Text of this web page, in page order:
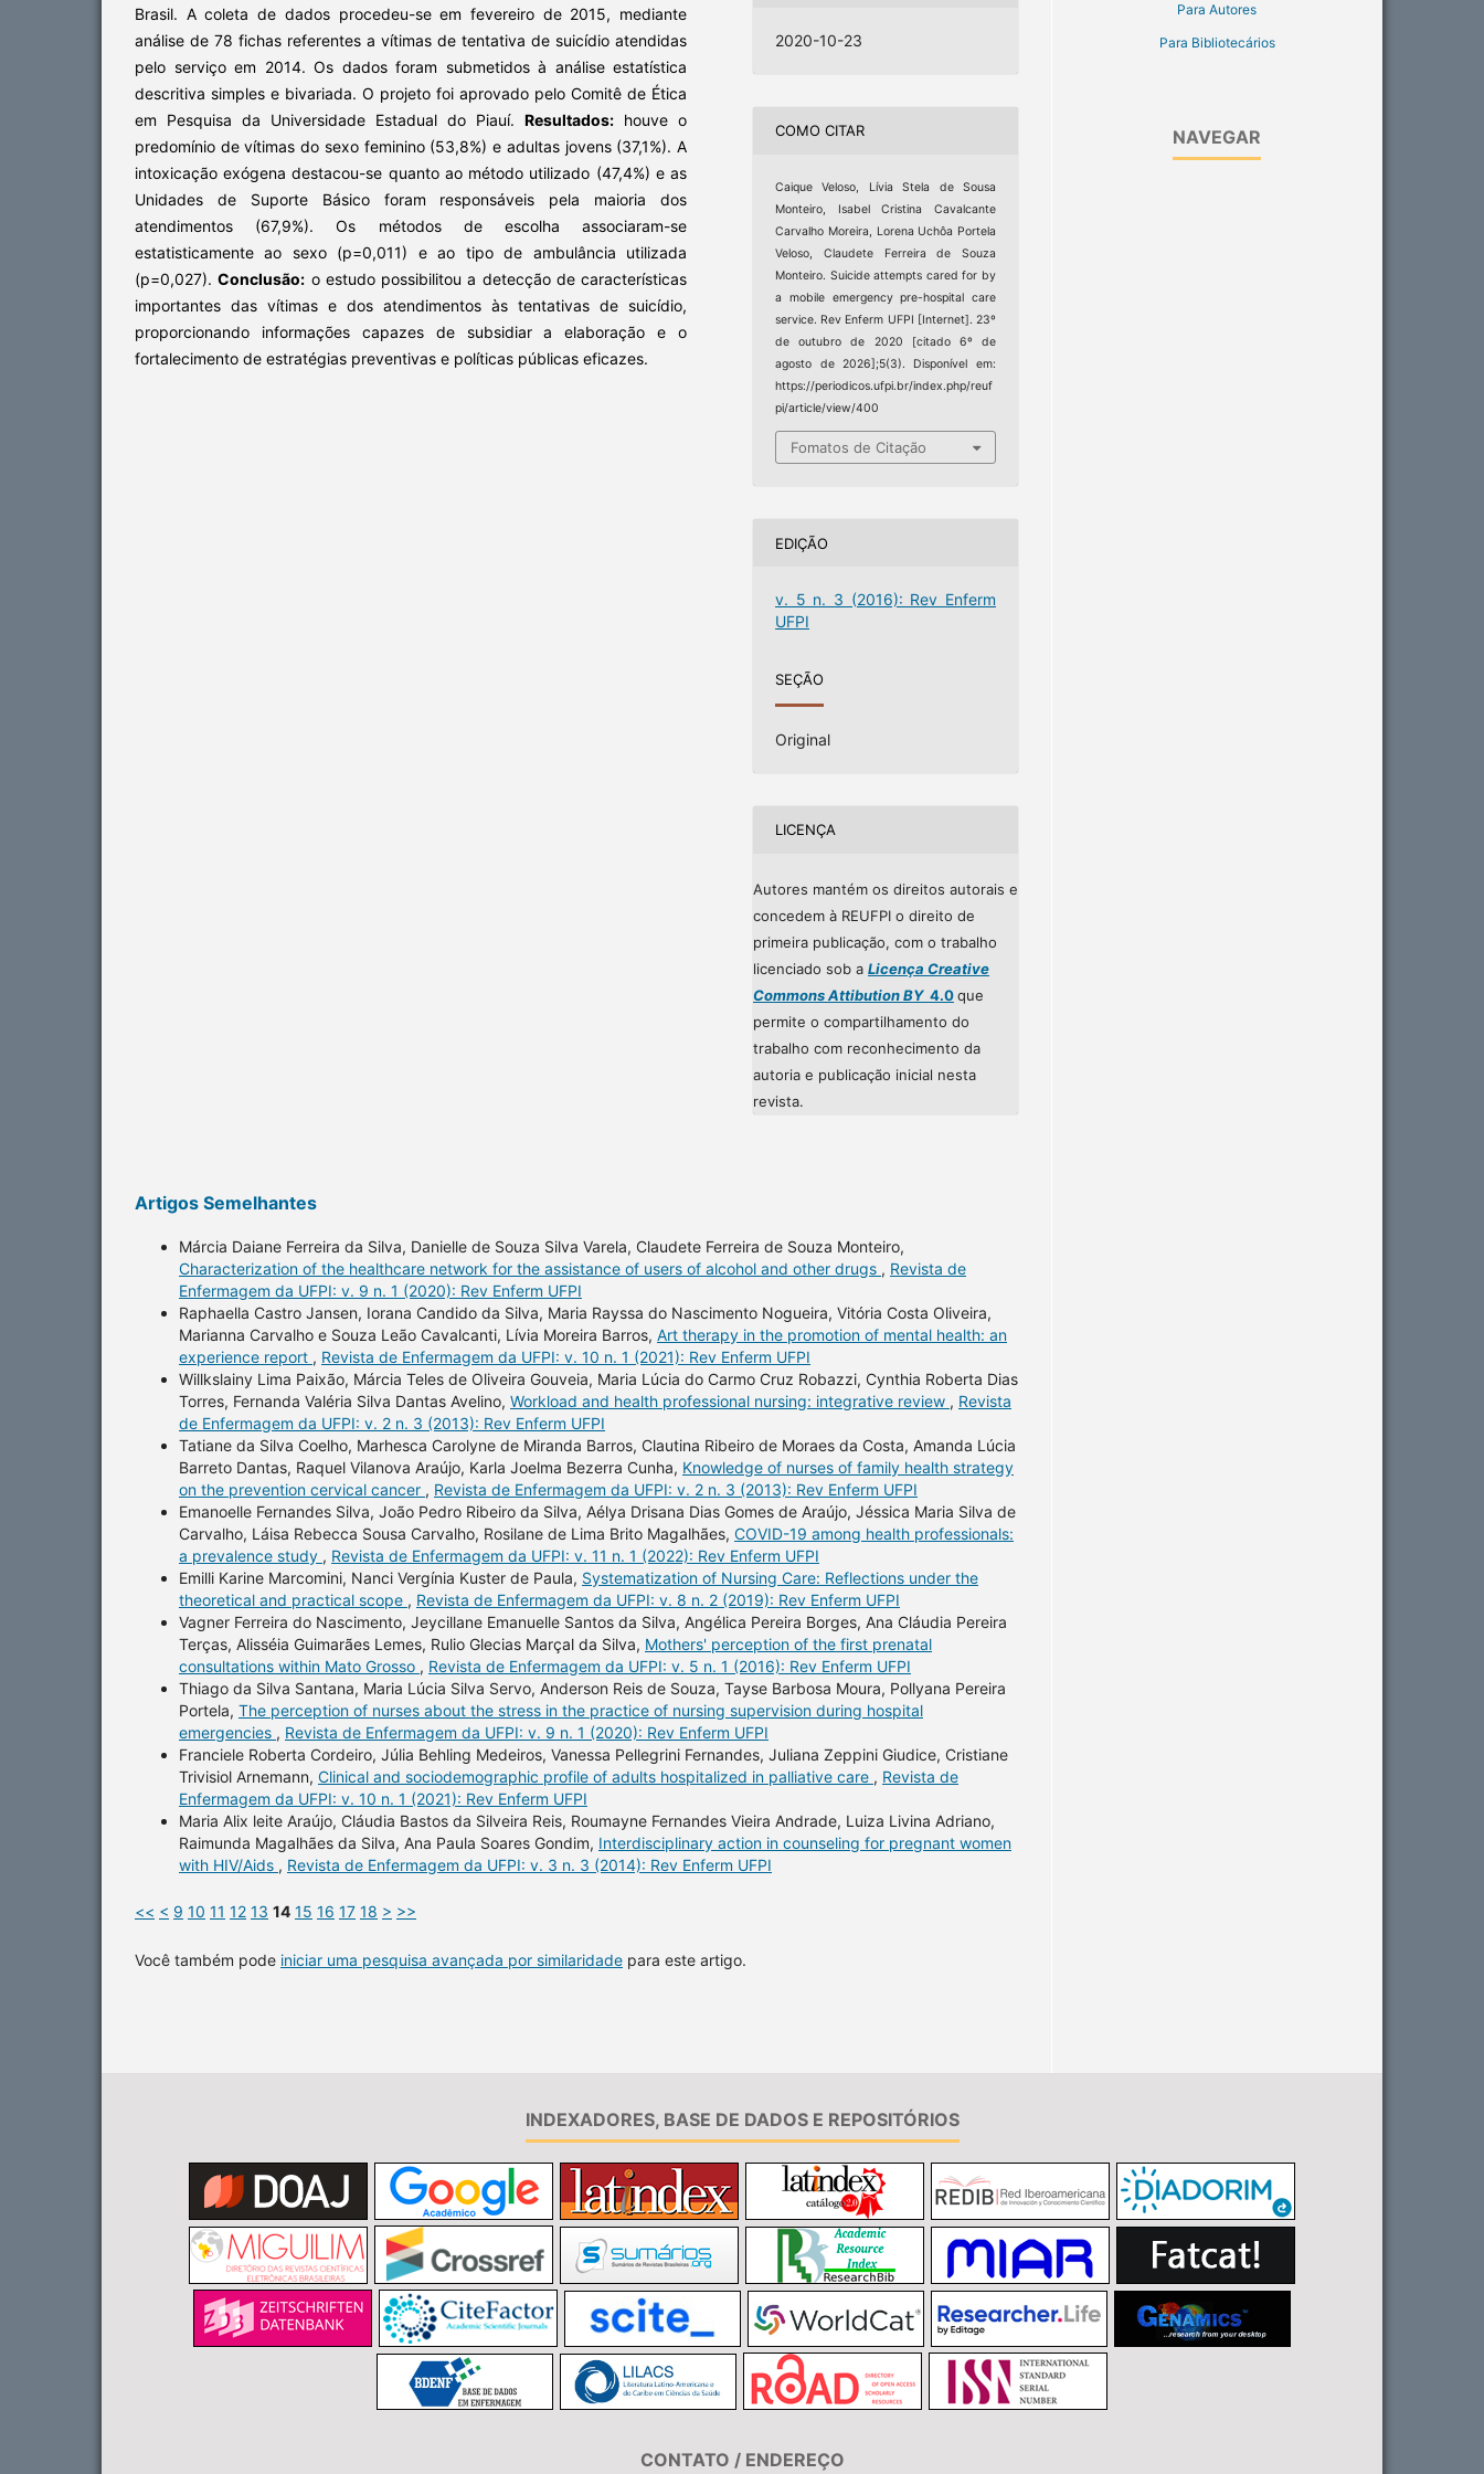
Brasil. A coleta de dados procedeu-se em fevereiro de 2015, mediante
análise de 78 fichas referentes a vítimas de tentativa de suicídio atendidas
pelo serviço em 2014. Os dados foram submetidos à análise estatística
descritiva simples e bivariada. O projeto foi aprovado pelo Comitê de Ética
em Pesquisa da Universidade Estadual do Piauí. Resultados: houve o
predomínio de vítimas do sexo feminino (53,8%) e adultas jovens (37,1%). A
intoxicação exógena destacou-se quanto ao método utilizado (47,4%) e as
Unidades de Suporte Básico foram responsáveis pela maioria dos
atendimentos (67,9%). Os métodos de escolha associaram-se
estatisticamente ao sexo (p=0,011) e ao tipo de ambulância utilizada
(p=0,027).Conclusão: o estudo possibilitou a detecção de características
importantes das vítimas e dos atendimentos às tentativas de suicídio,
proporcionando informações capazes de subsidiar a elaboração e o
fortalecimento de estratégias preventivas e políticas públicas eficazes.
2020-10-23
COMO CITAR
Caique Veloso, Lívia Stela de Sousa
Monteiro, Isabel Cristina Cavalcante
Carvalho Moreira, Lorena Uchôa Portela
Veloso, Claudete Ferreira de Souza
Monteiro. Suicide attempts cared for by
a mobile emergency pre-hospital care
service. Rev Enferm UFPI [Internet]. 23º
de outubro de 2020 [citado 6º de
agosto de 2026];5(3). Disponível em:
https://periodicos.ufpi.br/index.php/reuf
pi/article/view/400
Fomatos de Citação
EDIÇÃO
v. 5 n. 3 (2016): Rev Enferm
UFPI
SEÇÃO
Original
LICENÇA
Autores mantém os direitos autorais e
concedem à REUFPI o direito de
primeira publicação, com o trabalho
licenciado sob a Licença Creative
Commons Attibution BY4.0que
permite o compartilhamento do
trabalho com reconhecimento da
autoria e publicação inicial nesta
revista.
Artigos Semelhantes
Márcia Daiane Ferreira da Silva, Danielle de Souza Silva Varela, Claudete Ferreira de Souza Monteiro,
Characterization of the healthcare network for the assistance of users of alcohol and other drugs , Revista de
Enfermagem da UFPI: v. 9 n. 1 (2020): Rev Enferm UFPI
Raphaella Castro Jansen, Iorana Candido da Silva, Maria Rayssa do Nascimento Nogueira, Vitória Costa Oliveira,
Marianna Carvalho e Souza Leão Cavalcanti, Lívia Moreira Barros, Art therapy in the promotion of mental health: an
experience report , Revista de Enfermagem da UFPI: v. 10 n. 1 (2021): Rev Enferm UFPI
Willkslainy Lima Paixão, Márcia Teles de Oliveira Gouveia, Maria Lúcia do Carmo Cruz Robazzi, Cynthia Roberta Dias
Torres, Fernanda Valéria Silva Dantas Avelino, Workload and health professional nursing: integrative review , Revista
de Enfermagem da UFPI: v. 2 n. 3 (2013): Rev Enferm UFPI
Tatiane da Silva Coelho, Marhesca Carolyne de Miranda Barros, Clautina Ribeiro de Moraes da Costa, Amanda Lúcia
Barreto Dantas, Raquel Vilanova Araújo, Karla Joelma Bezerra Cunha, Knowledge of nurses of family health strategy
on the prevention cervical cancer , Revista de Enfermagem da UFPI: v. 2 n. 3 (2013): Rev Enferm UFPI
Emanoelle Fernandes Silva, João Pedro Ribeiro da Silva, Aélya Drisana Dias Gomes de Araújo, Jéssica Maria Silva de
Carvalho, Láisa Rebecca Sousa Carvalho, Rosilane de Lima Brito Magalhães, COVID-19 among health professionals:
a prevalence study , Revista de Enfermagem da UFPI: v. 11 n. 1 (2022): Rev Enferm UFPI
Emilli Karine Marcomini, Nanci Vergínia Kuster de Paula, Systematization of Nursing Care: Reflections under the
theoretical and practical scope , Revista de Enfermagem da UFPI: v. 8 n. 2 (2019): Rev Enferm UFPI
Vagner Ferreira do Nascimento, Jeycillane Emanuelle Santos da Silva, Angélica Pereira Borges, Ana Cláudia Pereira
Terças, Alisséia Guimarães Lemes, Rulio Glecias Marçal da Silva, Mothers' perception of the first prenatal
consultations within Mato Grosso , Revista de Enfermagem da UFPI: v. 5 n. 1 (2016): Rev Enferm UFPI
Thiago da Silva Santana, Maria Lúcia Silva Servo, Anderson Reis de Souza, Tayse Barbosa Moura, Pollyana Pereira
Portela, The perception of nurses about the stress in the practice of nursing supervision during hospital
emergencies , Revista de Enfermagem da UFPI: v. 9 n. 1 (2020): Rev Enferm UFPI
Franciele Roberta Cordeiro, Júlia Behling Medeiros, Vanessa Pellegrini Fernandes, Juliana Zeppini Giudice, Cristiane
Trivisiol Arnemann, Clinical and sociodemographic profile of adults hospitalized in palliative care , Revista de
Enfermagem da UFPI: v. 10 n. 1 (2021): Rev Enferm UFPI
Maria Alix leite Araújo, Cláudia Bastos da Silveira Reis, Roumayne Fernandes Vieira Andrade, Luiza Livina Adriano,
Raimunda Magalhães da Silva, Ana Paula Soares Gondim, Interdisciplinary action in counseling for pregnant women
with HIV/Aids , Revista de Enfermagem da UFPI: v. 3 n. 3 (2014): Rev Enferm UFPI
<< < 9 10 11 12 13 14 15 16 17 18 > >>
Você também pode iniciar uma pesquisa avançada por similaridade para este artigo.
Para Autores
Para Bibliotecários
NAVEGAR
INDEXADORES, BASE DE DADOS E REPOSITÓRIOS
CONTATO / ENDEREÇO